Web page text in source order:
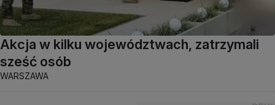
Akcja w kilku województwach, zatrzymali
sześć osób
WARSZAWA